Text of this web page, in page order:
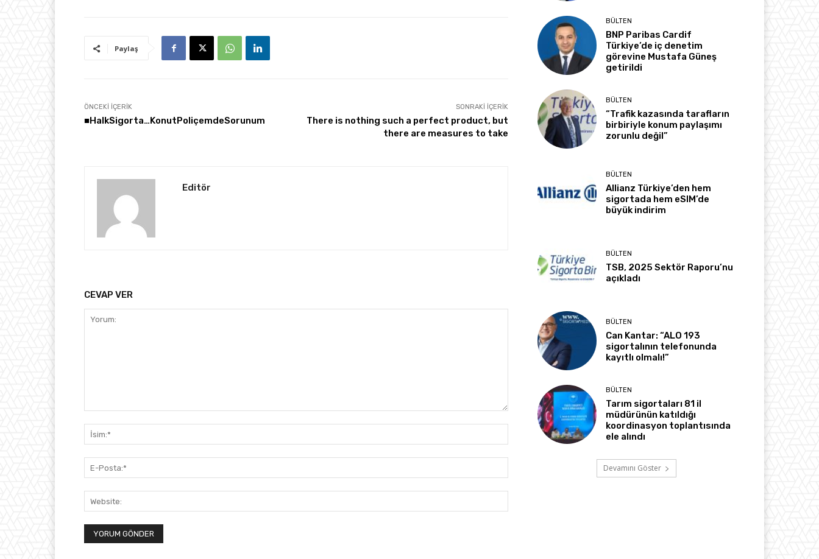
Paylaş
ÖNCEKI İÇERIK
­­■HalkSigorta…KonutPoliçemdeSorunum
SONRAKI İÇERIK
There is nothing such a perfect product, but
there are measures to take
Editör
CEVAP VER
Posta:*
BÜLTEN
BNP Paribas Cardif
Türkiye’de iç denetim
görevine Mustafa Güneş
getirildi
BÜLTEN
“Trafik kazasında tarafların
birbiriyle konum paylaşımı
zorunlu değil”
BÜLTEN
Allianz Türkiye’den hem
sigortada hem eSIM’de
büyük indirim
BÜLTEN
TSB, 2025 Sektör Raporu’nu
açıkladı
BÜLTEN
Can Kantar: “ALO 193
sigortalının telefonunda
kayıtlı olmalı!”
BÜLTEN
Tarım sigortaları 81 il
müdürünün katıldığı
koordinasyon toplantısında
ele alındı
Devamını Göster